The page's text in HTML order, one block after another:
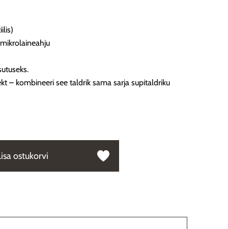
– kombineeri see taldrik sama sarja supitaldriku
ostukorvi